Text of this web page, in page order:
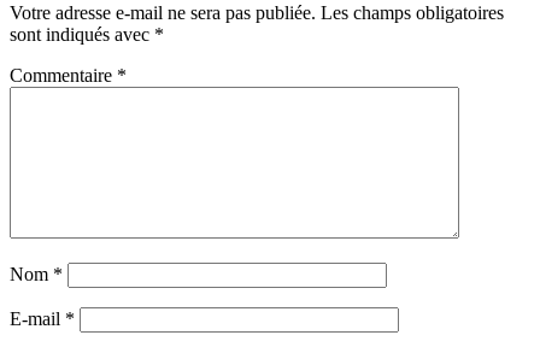
Votre adresse e-mail ne sera pas publiée. Les champs obligatoires
sont indiqués avec *
Commentaire *
Nom *
E-mail *